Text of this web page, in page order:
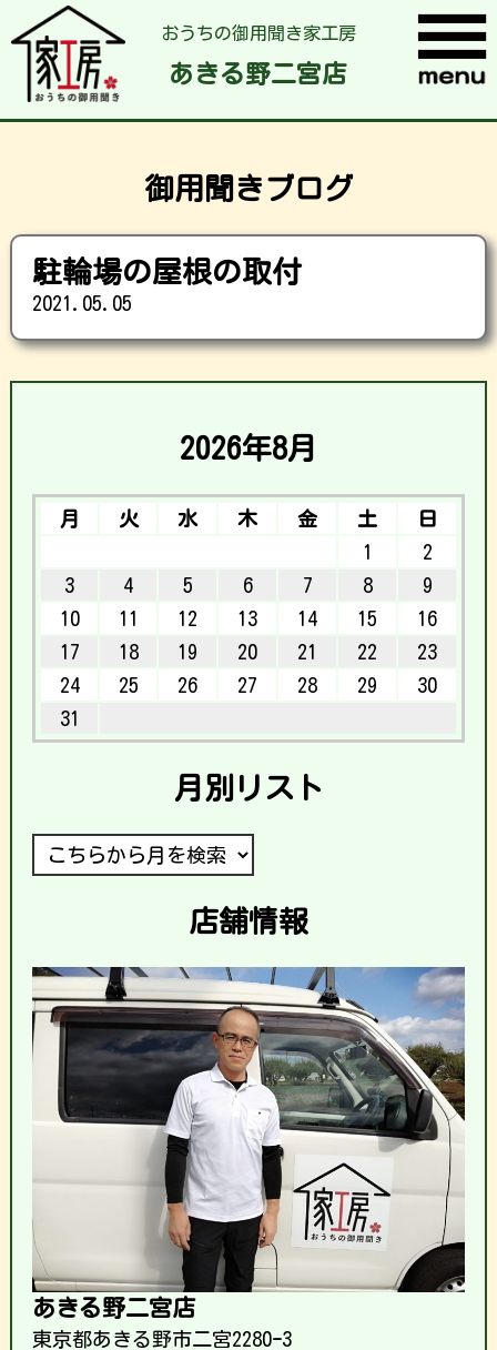
おうちの御用聞き家工房
あきる野二宮店
御用聞きブログ
駐輪場の屋根の取付
2021.05.05
2026年8月
月 火 水 木 金 土
日
1
2
3
4 5 6 7 8
9
10
11 12 13 14 15
16
17
18 19 20 21 22
23
24
25 26 27 28 29
30
31
月別リスト
店舗情報
あきる野二宮店
東京都あきる野市二宮2280ｰ3